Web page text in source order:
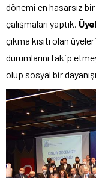
dönemi en hasarsız
çalışmaları yaptık. Üye
çıkma kısıtı olan
durumlarını takip
olup sosyal bir